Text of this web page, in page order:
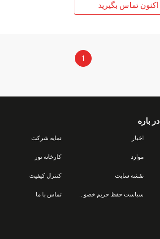
اکنون تماس بگیرید
1
در باره
نمایه شرکت
کارخانه تور
کنترل کیفیت
تماس با ما
اخبار
موارد
نقشه سایت
سیاست حفظ حریم خصوصی